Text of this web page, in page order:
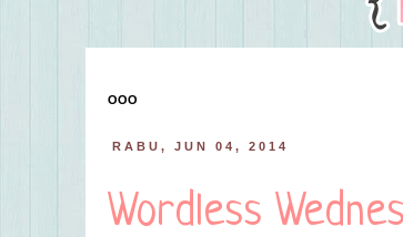
OOO
RABU, JUN 04, 2014
Wordless